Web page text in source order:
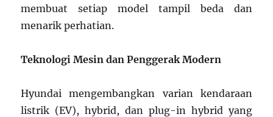
membuat setiap model tampil beda dan
menarik perhatian.
Teknologi Mesin dan Penggerak Modern
Hyundai mengembangkan varian kendaraan
listrik (EV), hybrid, dan plug-in hybrid yang